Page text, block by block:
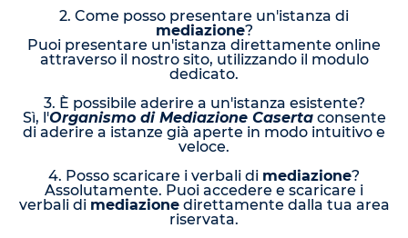
2. Come posso presentare un'istanza di
mediazione?
Puoi presentare un'istanza direttamente online
attraverso il nostro sito, utilizzando il modulo
dedicato.
3. È possibile aderire a un'istanza esistente?
Sì, l'Organismo di Mediazione Casertaconsente
di aderire a istanze già aperte in modo intuitivo e
veloce.
4. Posso scaricare i verbali di mediazione?
Assolutamente. Puoi accedere e scaricare i
verbali di mediazionedirettamente dalla tua area
riservata.